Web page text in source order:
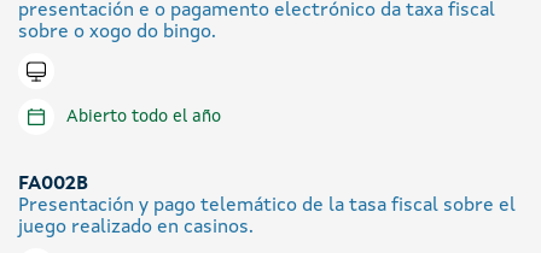
presentación e o pagamento electrónico da taxa fiscal
sobre o xogo do bingo.
Tramitar en línea
Abierto todo el año
FA002B
Presentación y pago telemático de la tasa fiscal sobre el
juego realizado en casinos.